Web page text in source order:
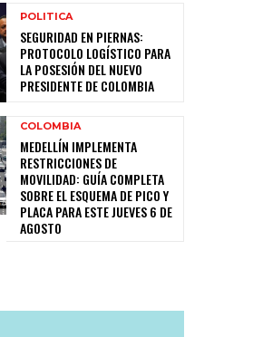
POLITICA
SEGURIDAD EN PIERNAS:
PROTOCOLO LOGÍSTICO PARA
LA POSESIÓN DEL NUEVO
PRESIDENTE DE COLOMBIA
COLOMBIA
MEDELLÍN IMPLEMENTA
RESTRICCIONES DE
MOVILIDAD: GUÍA COMPLETA
SOBRE EL ESQUEMA DE PICO Y
PLACA PARA ESTE JUEVES 6 DE
AGOSTO